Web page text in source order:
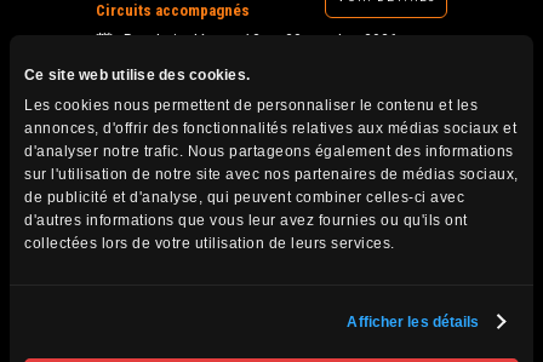
Ce site web utilise des cookies.
Les cookies nous permettent de personnaliser le contenu et les
annonces, d'offrir des fonctionnalités relatives aux médias sociaux et
d'analyser notre trafic. Nous partageons également des informations
sur l'utilisation de notre site avec nos partenaires de médias sociaux,
de publicité et d'analyse, qui peuvent combiner celles-ci avec
d'autres informations que vous leur avez fournies ou qu'ils ont
collectées lors de votre utilisation de leurs services.
Afficher les détails
Circuits accompagnés
Prochain départ : 12 au 28 octobre 2026